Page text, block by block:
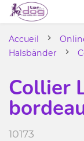
Accueil
Halsbänder
Collier
10173